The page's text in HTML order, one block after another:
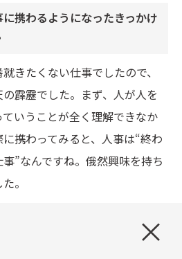
×
携わるようになったきっかけ
きたくない仕事でしたので、
の霹靂でした。まず、人が人を
いうことが全く理解できなか
携わってみると、人事は“終わ
事”なんですね。俄然興味を持ち
。
に人事責任者として入られた。
対してご自分の可能性が広がる